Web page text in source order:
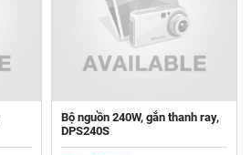
Bộ nguồn 240W, gắn thanh ray,
DPS240S